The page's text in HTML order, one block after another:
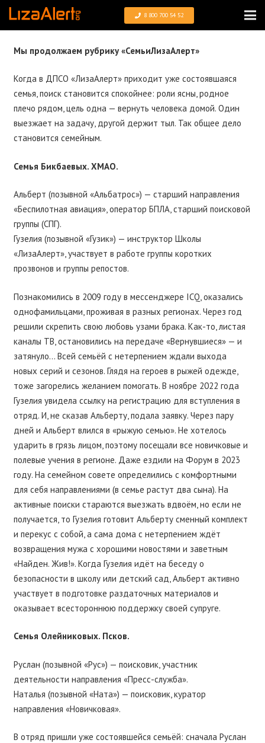
8 800 700 54 52
Мы продолжаем рубрику «СемьиЛизаАлерт»
Когда в ДПСО «ЛизаАлерт» приходит уже состоявшаяся
семья, поиск становится спокойнее: роли ясны, родное
плечо рядом, цель одна — вернуть человека домой. Один
выезжает на задачу, другой держит тыл. Так общее дело
становится семейным.
Семья Бикбаевых. ХМАО.
Альберт (позывной «Альбатрос») — старший направления
«Беспилотная авиация», оператор БПЛА, старший поисковой
группы (СПГ).
Гузелия (позывной «Гузик») — инструктор Школы
«ЛизаАлерт», участвует в работе группы коротких
прозвонов и группы репостов.
Познакомились в 2009 году в мессенджере ICQ, оказались
однофамильцами, проживая в разных регионах. Через год
решили скрепить свою любовь узами брака. Как-то, листая
каналы ТВ, остановились на передаче «Вернувшиеся» — и
затянуло… Всей семьёй с нетерпением ждали выхода
новых серий и сезонов. Глядя на героев в рыжей одежде,
тоже загорелись желанием помогать. В ноябре 2022 года
Гузелия увидела ссылку на регистрацию для вступления в
отряд. И, не сказав Альберту, подала заявку. Через пару
дней и Альберт влился в «рыжую семью». Не хотелось
ударить в грязь лицом, поэтому посещали все новичковые и
полевые учения в регионе. Даже ездили на Форум в 2023
году. На семейном совете определились с комфортными
для себя направлениями (в семье растут два сына). На
активные поиски стараются выезжать вдвоём, но если не
получается, то Гузелия готовит Альберту сменный комплект
и перекус с собой, а сама дома с нетерпением ждёт
возвращения мужа с хорошими новостями и заветным
«Найден. Жив!». Когда Гузелия идёт на беседу о
безопасности в школу или детский сад, Альберт активно
участвует в подготовке раздаточных материалов и
оказывает всестороннюю поддержку своей супруге.
Семья Олейниковых. Псков.
Руслан (позывной «Рус») — поисковик, участник
деятельности направления «Пресс-служба».
Наталья (позывной «Ната») — поисковик, куратор
направления «Новичковая».
В отряд пришли уже состоявшейся семьёй: сначала Руслан